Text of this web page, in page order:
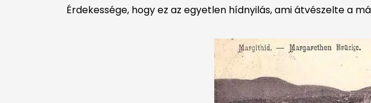
Érdekessége, hogy ez az egyetlen hídnyilás, ami átvészelte a